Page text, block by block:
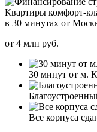
Квартиры комфорт-
в 30 минутах от
от 4 млн руб.
30 минут от м.
Все корпуса